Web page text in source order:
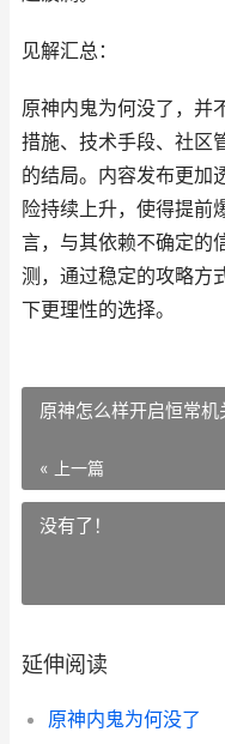
见解汇总：
原神内鬼为何没了，并
措施、技术手段、社区
的结局。内容发布更加
险持续上升，使得提前
言，与其依赖不确定的
测，通过稳定的攻略方
下更理性的选择。
原神怎么样开启恒常机
« 上一篇
没有了！
延伸阅读
原神内鬼为何没了